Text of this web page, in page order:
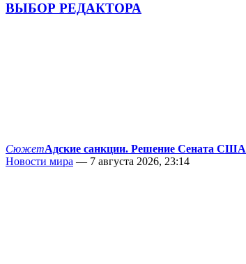
ВЫБОР РЕДАКТОРА
СюжетАдские санкции. Решение Сената США
Новости мира — 7 августа 2026, 23:14